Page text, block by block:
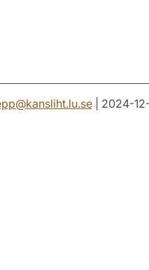
@kansliht.lu.se| 2024-